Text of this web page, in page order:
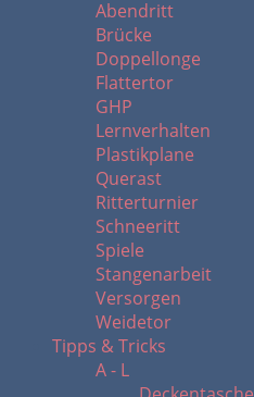
Abendritt
Brücke
Doppellonge
Flattertor
GHP
Lernverhalten
Plastikplane
Querast
Ritterturnier
Schneeritt
Spiele
Stangenarbeit
Versorgen
Weidetor
Tipps & Tricks
A - L